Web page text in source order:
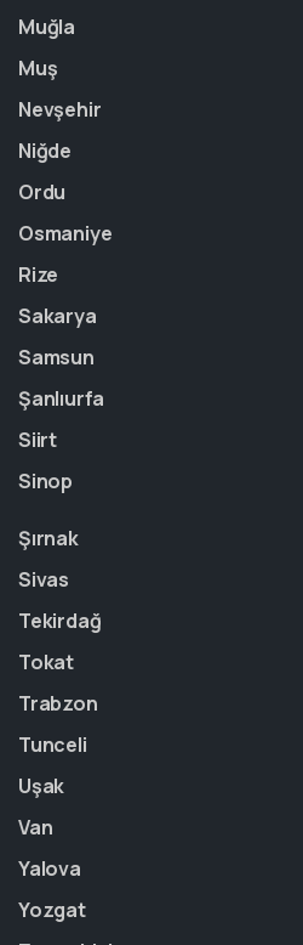
Muğla
Muş
Nevşehir
Niğde
Ordu
Osmaniye
Rize
Sakarya
Samsun
Şanlıurfa
Siirt
Sinop
Şırnak
Sivas
Tekirdağ
Tokat
Trabzon
Tunceli
Uşak
Van
Yalova
Yozgat